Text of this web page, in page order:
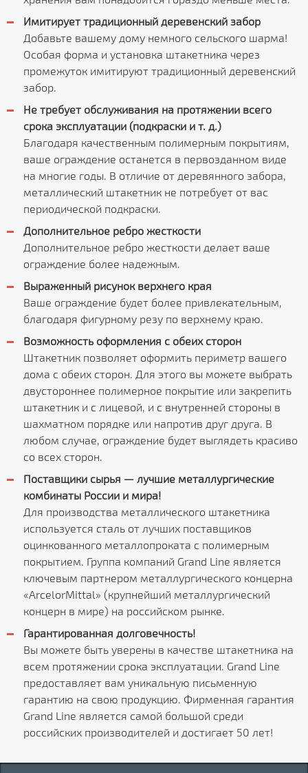
Имитирует традиционный деревенский забор
Добавьте вашему дому немного сельского шарма!
Особая форма и установка штакетника через
промежуток имитируют традиционный деревенский
забор.
Не требует обслуживания на протяжении всего
срока эксплуатации (подкраски и т. д.)
Благодаря качественным полимерным покрытиям,
ваше ограждение останется в первозданном виде
на многие годы. В отличие от деревянного забора,
металлический штакетник не потребует от вас
периодической подкраски.
Дополнительное ребро жесткости
Дополнительное ребро жесткости делает ваше
ограждение более надежным.
Выраженный рисунок верхнего края
Ваше ограждение будет более привлекательным,
благодаря фигурному резу по верхнему краю.
Возможность оформления с обеих сторон
Штакетник позволяет оформить периметр вашего
дома с обеих сторон. Для этого вы можете выбрать
двустороннее полимерное покрытие или закрепить
штакетник и с лицевой, и с внутренней стороны в
шахматном порядке или напротив друг друга. В
любом случае, ограждение будет выглядеть красиво
со всех сторон.
Поставщики сырья — лучшие металлургические
комбинаты России и мира!
Для производства металлического штакетника
используется сталь от лучших поставщиков
оцинкованного металлопроката с полимерным
покрытием. Группа компаний Grand Line является
ключевым партнером металлургического концерна
«ArcelorMittal» (крупнейший металлургический
концерн в мире) на российском рынке.
Гарантированная долговечность!
Вы можете быть уверены в качестве штакетника на
всем протяжении срока эксплуатации. Grand Line
предоставляет вам уникальную письменную
гарантию на свою продукцию. Фирменная гарантия
Grand Line является самой большой среди
российских производителей и достигает 50 лет!